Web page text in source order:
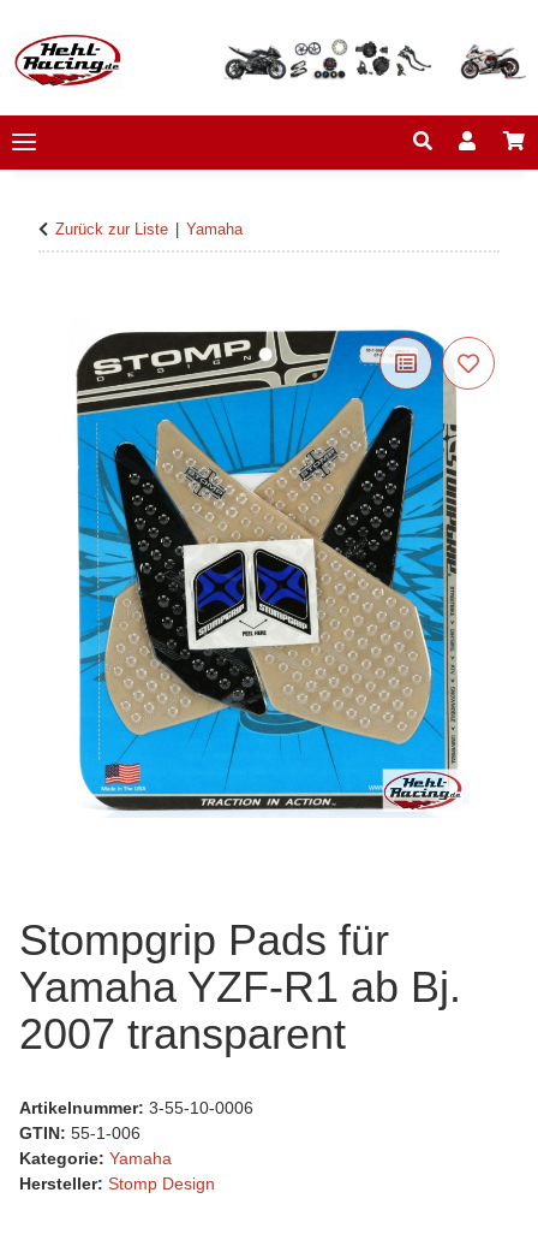
Zurück zur Liste Yamaha
Stompgrip Pads für
Yamaha YZF-R1 ab Bj.
2007 transparent
Artikelnummer: 3-55-10-0006
GTIN: 55-1-006
Kategorie: Yamaha
Hersteller: Stomp Design